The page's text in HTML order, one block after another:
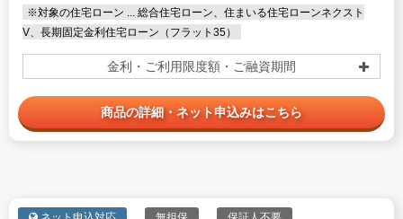
※対象の住宅ローン ... 総合住宅ローン、住まいる住宅ローンネクスト
V、長期固定金利住宅ローン（フラット35）
金利・ご利用限度額・ご融資期間
商品の詳細・ネット申込みはこちら